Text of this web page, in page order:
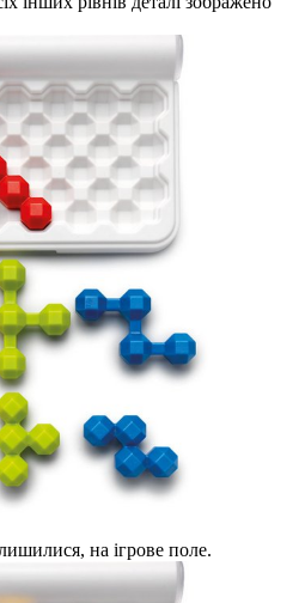
на ігрове поле.